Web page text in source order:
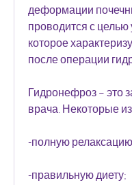
деформации
проводится с
которое
после операции
Гидронефроз – это
врача. Некоторые
-полную
-правильную диету;